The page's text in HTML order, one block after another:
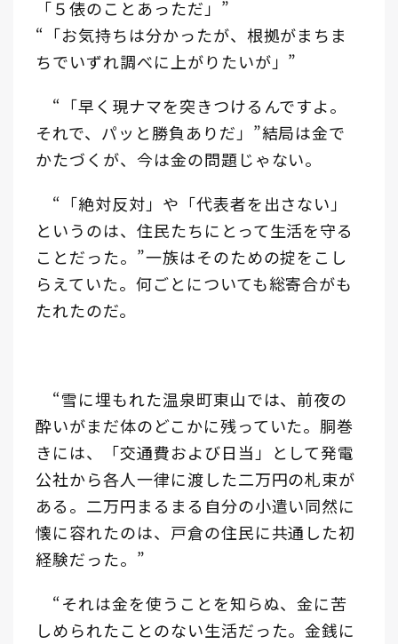
「５俵のことあっただ」”
“「お気持ちは分かったが、根拠がまちま
ちでいずれ調べに上がりたいが」”
“「早く現ナマを突きつけるんですよ。
それで、パッと勝負ありだ」”結局は金で
かたづくが、今は金の問題じゃない。
“「絶対反対」や「代表者を出さない」
というのは、住民たちにとって生活を守る
ことだった。”一族はそのための掟をこし
らえていた。何ごとについても総寄合がも
たれたのだ。
“雪に埋もれた温泉町東山では、前夜の
酔いがまだ体のどこかに残っていた。胴巻
きには、「交通費および日当」として発電
公社から各人一律に渡した二万円の札束が
ある。二万円まるまる自分の小遣い同然に
懐に容れたのは、戸倉の住民に共通した初
経験だった。”
“それは金を使うことを知らぬ、金に苦
しめられたことのない生活だった。金銭に